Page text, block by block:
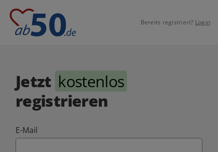
Bereits registriert? Login
Jetzt kostenlos
registrieren
E-Mail